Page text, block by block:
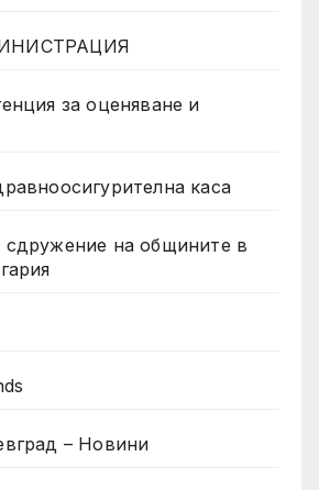
за оценяване и
каса
на общините в
– Новини